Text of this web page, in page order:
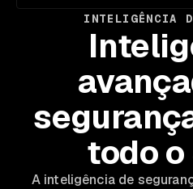
INTELIGÊNCIA
todo o
A inteligência de